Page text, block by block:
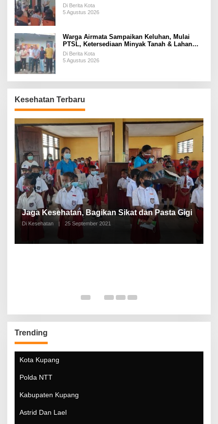
Di Berita Kota
5 Agustus 2026
Warga Airmata Sampaikan Keluhan, Mulai
PTSL, Ketersediaan Minyak Tanah & Lahan
Pemakaman
Di Berita Kota
5 Agustus 2026
Kesehatan Terbaru
Jaga Kesehatan, Bagikan Sikat dan Pasta Gigi
Di Kesehatan 25 September 2021
Trending
Kota Kupang
Polda NTT
Kabupaten Kupang
Astrid Dan Lael